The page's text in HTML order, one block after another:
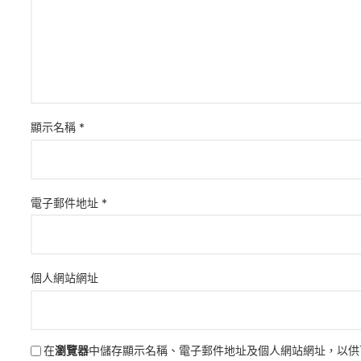
顯示名稱 *
電子郵件地址 *
個人網站網址
在瀏覽器中儲存顯示名稱、電子郵件地址及個人網站網址，以